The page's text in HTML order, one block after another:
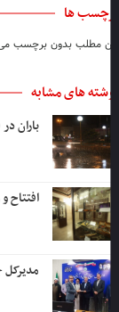
ها
مطلب بدون برچسب می
های مشابه
باران
افتتاح
مدیرکل